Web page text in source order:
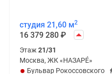
студия 21,60 м2
16 379 280 ₽
Этаж21/31
Москва, ЖК «НАЗАРÉ»
Бульвар Рокоссовского